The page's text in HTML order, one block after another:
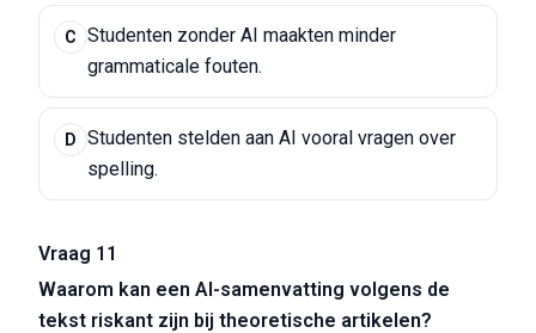
C
Studenten zonder AI maakten minder
grammaticale fouten.
D
Studenten stelden aan AI vooral vragen over
spelling.
Vraag 11
Waarom kan een AI-samenvatting volgens de
tekst riskant zijn bij theoretische artikelen?